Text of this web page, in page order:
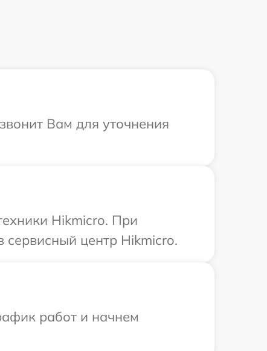
Вам для уточнения
Hikmicro. При
сервисный центр Hikmicro.
работ и начнем